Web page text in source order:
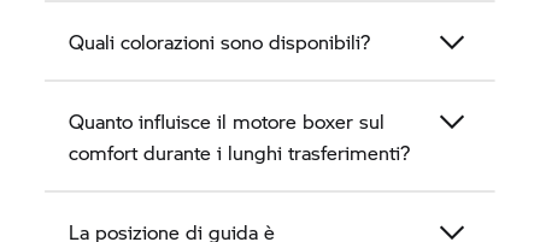
Quali colorazioni sono disponibili?
Quanto influisce il motore boxer sul
comfort durante i lunghi trasferimenti?
La posizione di guida è